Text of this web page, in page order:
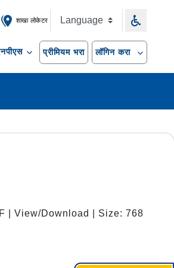
शाखा लोकेटर
प्रीमियम भरा लॉगिन करा
| View/Download | Size: 768